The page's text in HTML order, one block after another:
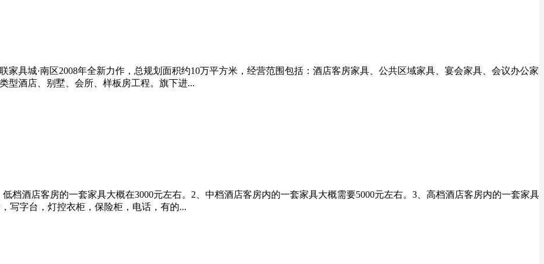
家具城·南区2008年全新力作，总规划面积约10万平方米，经营范围包括：酒店客房家具、公共区域家具、宴会家具、会议办公家
型酒店、别墅、会所、样板房工程。旗下进...
档酒店客房的一套家具大概在3000元左右。2、中档酒店客房内的一套家具大概需要5000元左右。3、高档酒店客房内的一套家具
写字台，灯控衣柜，保险柜，电话，有的...